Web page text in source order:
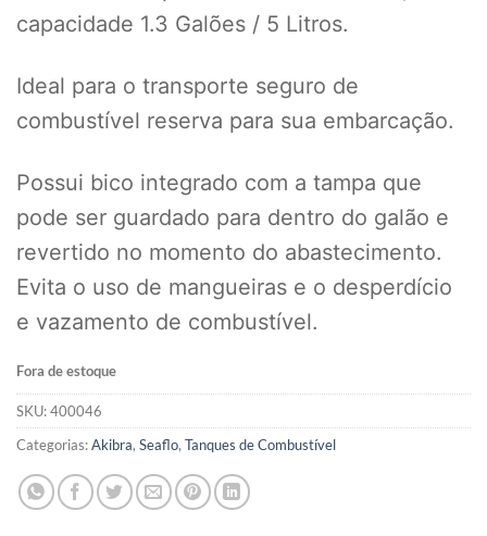
capacidade 1.3 Galões / 5 Litros.
Ideal para o transporte seguro de
combustível reserva para sua embarcação.
Possui bico integrado com a tampa que
pode ser guardado para dentro do galão e
revertido no momento do abastecimento.
Evita o uso de mangueiras e o desperdício
e vazamento de combustível.
Fora de estoque
SKU:400046
Categorias:Akibra, Seaflo, Tanques de Combustível